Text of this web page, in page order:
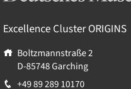
Excellence ClusterORIGINS
Boltzmannstraße 2
D-85748Garching
+49 89 289 10170